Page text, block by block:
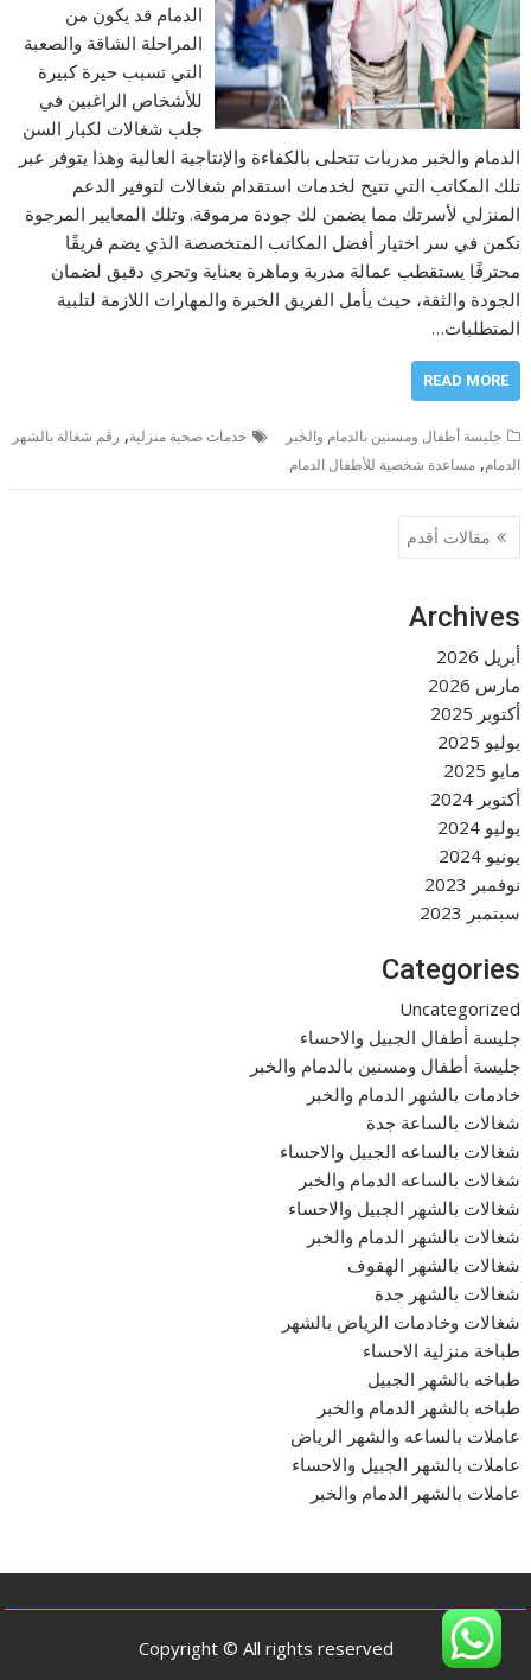
الدمام قد يكون من
المراحلة الشاقة والصعبة
التي تسبب حيرة كبيرة
للأشخاص الراغبين في
جلب شغالات لكبار السن
الدمام والخبر مدربات تتحلى بالكفاءة والإنتاجية العالية وهذا يتوفر عبر
تلك المكاتب التي تتيح لخدمات استقدام شغالات لتوفير الدعم
المنزلي لأسرتك مما يضمن لك جودة مرموقة. وتلك المعايير المرجوة
تكمن في سر اختيار أفضل المكاتب المتخصصة الذي يضم فريقًا
محترفًا يستقطب عمالة مدربة وماهرة بعناية وتحري دقيق لضمان
الجودة والثقة، حيث يأمل الفريق الخبرة والمهارات اللازمة لتلبية
المتطلبات…
READ MORE
جليسة أطفال ومسنين بالدمام والخبر خدمات صحية منزلية, رقم شغالة بالشهر
الدمام,مساعدة شخصية للأطفال الدمام
تصفّح
المقالات
مقالات أقدم
Archives
أبريل 2026
مارس 2026
أكتوبر 2025
يوليو 2025
مايو 2025
أكتوبر 2024
يوليو 2024
يونيو 2024
نوفمبر 2023
سبتمبر 2023
Categories
Uncategorized
جليسة أطفال الجبيل والاحساء
جليسة أطفال ومسنين بالدمام والخبر
خادمات بالشهر الدمام والخبر
شغالات بالساعة جدة
شغالات بالساعه الجبيل والاحساء
شغالات بالساعه الدمام والخبر
شغالات بالشهر الجبيل والاحساء
شغالات بالشهر الدمام والخبر
شغالات بالشهر الهفوف
شغالات بالشهر جدة
شغالات وخادمات الرياض بالشهر
طباخة منزلية الاحساء
طباخه بالشهر الجبيل
طباخه بالشهر الدمام والخبر
عاملات بالساعه والشهر الرياض
عاملات بالشهر الجبيل والاحساء
عاملات بالشهر الدمام والخبر
Copyright © All rights reserved